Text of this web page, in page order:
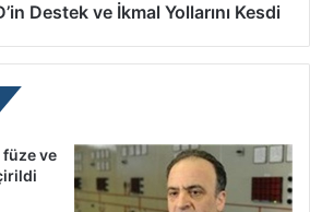
Destek ve İkmal Yollarını Kesdi
füze ve